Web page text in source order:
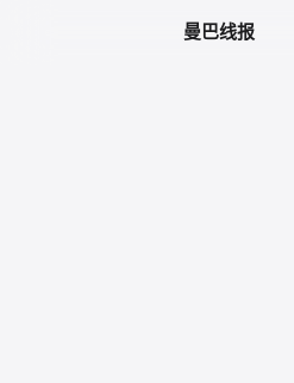
曼巴线报